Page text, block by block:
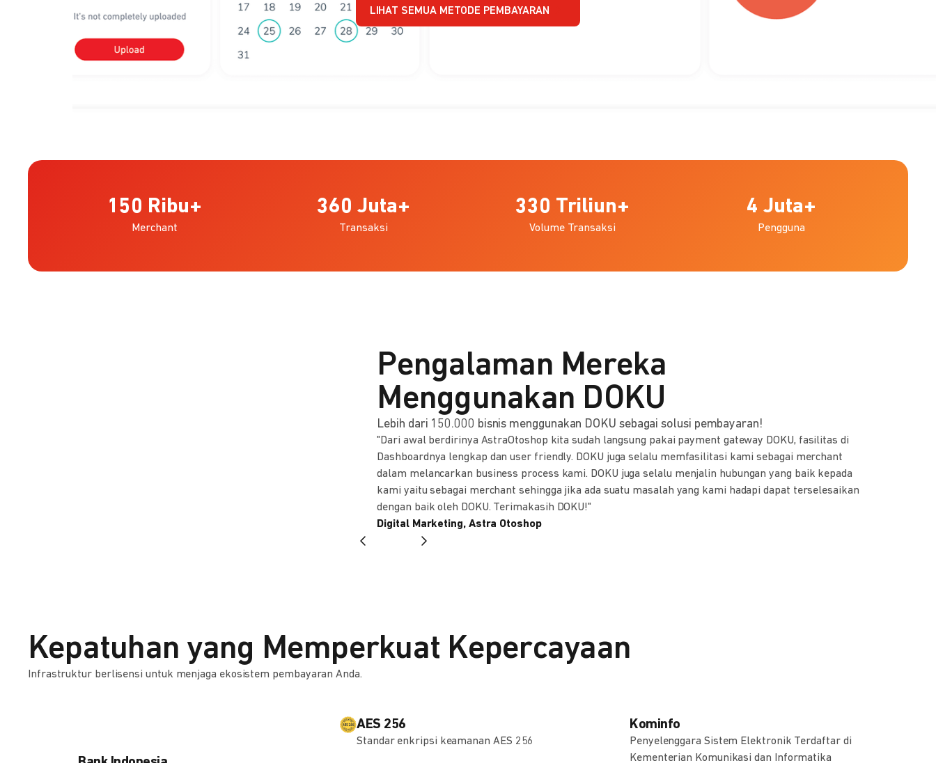
LIHAT SEMUA METODE PEMBAYARAN
150 Ribu+
Merchant
360 Juta+
Transaksi
330 Triliun+
Volume Transaksi
4 Juta+
Pengguna
‍Pengalaman Mereka
Menggunakan DOKU
Lebih dari 150.000 bisnis menggunakan DOKU sebagai solusi pembayaran!
"Dari awal berdirinya AstraOtoshop kita sudah langsung pakai payment gateway DOKU, fasilitas di
Dashboardnya lengkap dan user friendly. DOKU juga selalu memfasilitasi kami sebagai merchant
dalam melancarkan business process kami. DOKU juga selalu menjalin hubungan yang baik kepada
kami yaitu sebagai merchant sehingga jika ada suatu masalah yang kami hadapi dapat terselesaikan
dengan baik oleh DOKU. Terimakasih DOKU!"
Digital Marketing, Astra Otoshop
Kepatuhan yang Memperkuat Kepercayaan
Infrastruktur berlisensi untuk menjaga ekosistem pembayaran Anda.
AES 256
Standar enkripsi keamanan AES 256
Kominfo
Penyelenggara Sistem Elektronik Terdaftar di
Kementerian Komunikasi dan Informatika